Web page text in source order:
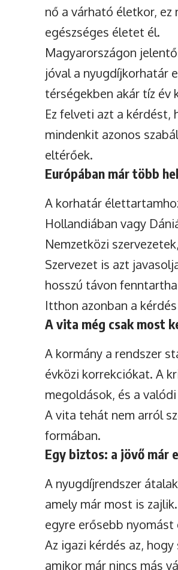
nő a várható életkor, ez
egészséges életet él.
Magyarországon
jóval a nyugdíjkorhatár
térségekben akár tíz
Ez felveti azt a kérdést,
mindenkit azonos
eltérőek.
Európában már több
A korhatár
Hollandiában vagy
Nemzetközi
Szervezet is azt
hosszú távon
Itthon azonban a
A vita még csak most
A kormány a rendszer
évközi korrekciókat. A
megoldások, és a
A vita tehát nem arról
formában.
Egy biztos: a jövő már
A nyugdíjrendszer
amely már most is
egyre erősebb nyomást
Az igazi kérdés az,
amikor már nincs más